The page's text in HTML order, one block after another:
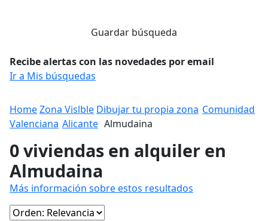
Guardar búsqueda
Recibe alertas con las novedades por email
Ir a Mis búsquedas
HomeZona Vislble Dibujar tu propia zona Comunidad
Valenciana Alicante Almudaina
0 viviendas en alquiler en
Almudaina
Más información sobre estos resultados